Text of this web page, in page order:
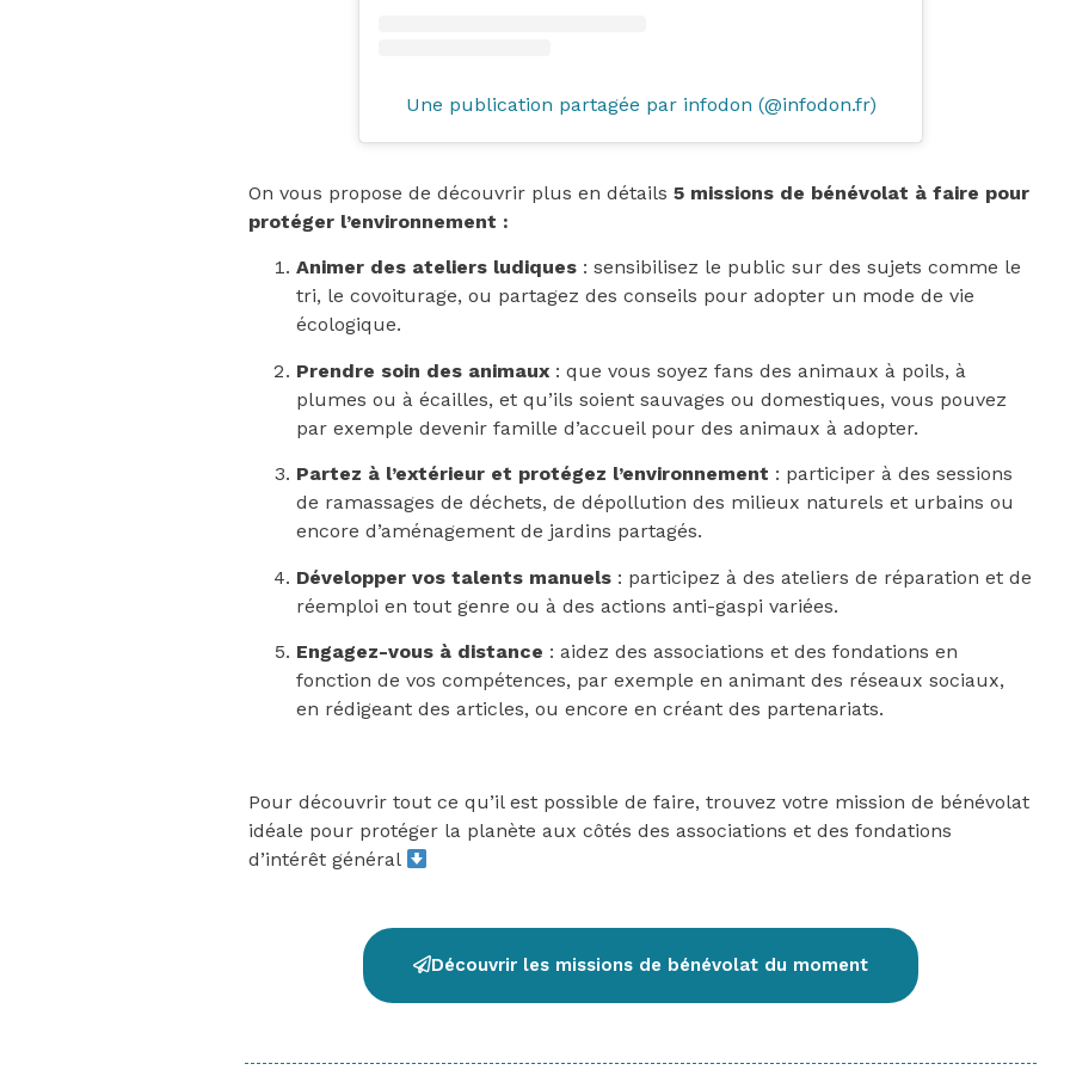
Une publication partagée par infodon (@infodon.fr)
On vous propose de découvrir plus en détails5 missions de bénévolat à faire pour
protéger l’environnement :
Animer des ateliers ludiques : sensibilisez le public sur des sujets comme le
tri, le covoiturage, ou partagez des conseils pour adopter un mode de vie
écologique.
Prendre soin des animaux : que vous soyez fans des animaux à poils, à
plumes ou à écailles, et qu’ils soient sauvages ou domestiques, vous pouvez
par exemple devenir famille d’accueil pour des animaux à adopter.
Partez à l’extérieur et protégez l’environnement : participer à des sessions
de ramassages de déchets, de dépollution des milieux naturels et urbains ou
encore d’aménagement de jardins partagés.
Développer vos talents manuels : participez à des ateliers de réparation et de
réemploi en tout genre ou à des actions anti-gaspi variées.
Engagez-vous à distance : aidez des associations et des fondations en
fonction de vos compétences, par exemple en animant des réseaux sociaux,
en rédigeant des articles, ou encore en créant des partenariats.
Pour découvrir tout ce qu’il est possible de faire, trouvez votre mission de bénévolat
idéale pour protéger la planète aux côtés des associations et des fondations
d’intérêt général
Découvrir les missions de bénévolat du moment